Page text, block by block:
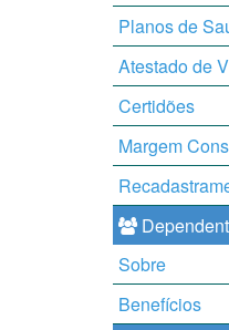
Planos de
Atestado de
Certidões
Margem
Sobre
Benefícios